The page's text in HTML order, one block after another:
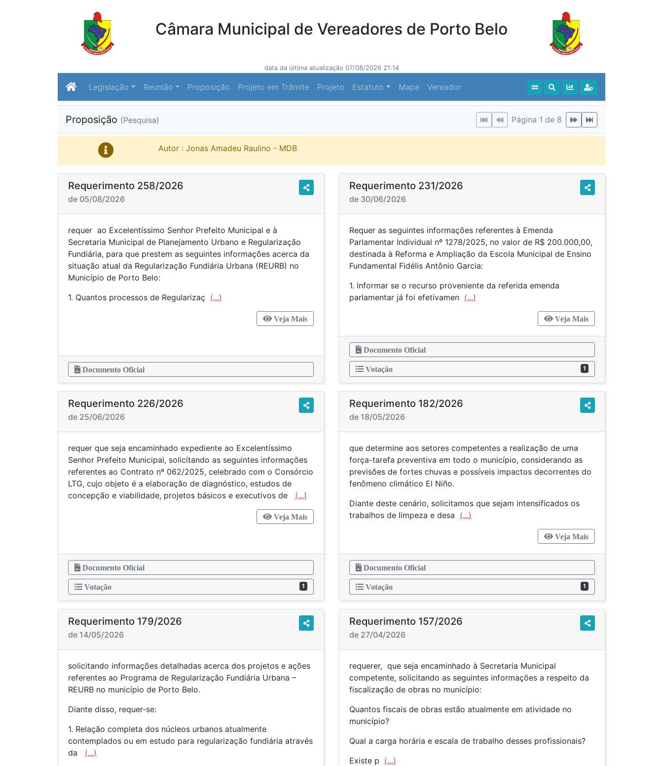
Câmara Municipal de Vereadores de Porto Belo
data da última atualização 07/08/2026 21:14
Legislação Reunião Proposição Projeto em Trâmite Projeto Estatuto Mapa Vereador
Proposição (Pesquisa) Página 1 de 8
Autor : Jonas Amadeu Raulino - MDB
Requerimento 258/2026
de 05/08/2026
requer ao Excelentíssimo Senhor Prefeito Municipal e à
Secretaria Municipal de Planejamento Urbano e Regularização
Fundiária, para que prestem as seguintes informações acerca da
situação atual da Regularização Fundiária Urbana (REURB) no
Município de Porto Belo:
1. Quantos processos de Regularizaç (...)
Veja Mais
Documento Oficial
Requerimento 231/2026
de 30/06/2026
Requer as seguintes informações referentes à Emenda
Parlamentar Individual nº 1278/2025, no valor de R$ 200.000,00,
destinada à Reforma e Ampliação da Escola Municipal de Ensino
Fundamental Fidélis Antônio Garcia:
1. Informar se o recurso proveniente da referida emenda
parlamentar já foi efetivamen (...)
Veja Mais
Documento Oficial
Votação 1
Requerimento 226/2026
de 25/06/2026
requer que seja encaminhado expediente ao Excelentíssimo
Senhor Prefeito Municipal, solicitando as seguintes informações
referentes ao Contrato nº 062/2025, celebrado com o Consórcio
LTG, cujo objeto é a elaboração de diagnóstico, estudos de
concepção e viabilidade, projetos básicos e executivos de (...)
Veja Mais
Documento Oficial
Votação 1
Requerimento 182/2026
de 18/05/2026
que determine aos setores competentes a realização de uma
força-tarefa preventiva em todo o município, considerando as
previsões de fortes chuvas e possíveis impactos decorrentes do
fenômeno climático El Niño.
Diante deste cenário, solicitamos que sejam intensificados os
trabalhos de limpeza e desa (...)
Veja Mais
Documento Oficial
Votação 1
Requerimento 179/2026
de 14/05/2026
solicitando informações detalhadas acerca dos projetos e ações
referentes ao Programa de Regularização Fundiária Urbana –
REURB no município de Porto Belo.
Diante disso, requer-se:
1. Relação completa dos núcleos urbanos atualmente
contemplados ou em estudo para regularização fundiária através
da (...)
Requerimento 157/2026
de 27/04/2026
requerer, que seja encaminhado à Secretaria Municipal
competente, solicitando as seguintes informações a respeito da
fiscalização de obras no município:
Quantos fiscais de obras estão atualmente em atividade no
município?
Qual a carga horária e escala de trabalho desses profissionais?
Existe p (...)